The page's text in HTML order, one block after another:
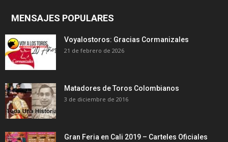
MENSAJES POPULARES
Voyalostoros: Gracias Cormanizales
21 de febrero de 2026
Matadores de Toros Colombianos
3 de diciembre de 2016
Gran Feria en Cali 2019 – Carteles Oficiales